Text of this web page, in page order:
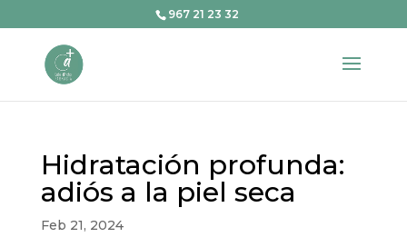
967 21 23 32
Hidratación profunda:
adiós a la piel seca
Feb 21, 2024